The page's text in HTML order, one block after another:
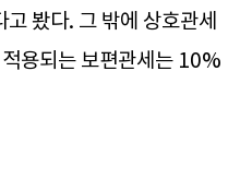
봤다. 그 밖에 상호관세
용되는 보편관세는 10%